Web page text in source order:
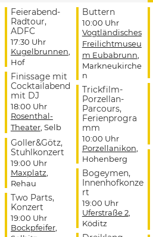
Feierabend-
Radtour,
ADFC
17:30 Uhr
Kugelbrunnen
Hof
Finissage mit
Cocktailabend
mit DJ
18:00 Uhr
Rosenthal-
Theater, Selb
Goller&Götz,
Stuhlkonzert
19:00 Uhr
Maxplatz
Rehau
Two Parts,
Konzert
19:00 Uhr
Bockpfeifer,
Buttern
10:00 Uhr
Vogtländisches
Freilichtmuseu
m Eubabrunn
Markneukirche
n
Trickfilm-
Porzellan-
Parcours,
Ferienprogra
mm
10:00 Uhr
Porzellanikon
Hohenberg
Bogeymen,
Innenhofkonze
rt
19:00 Uhr
Uferstraße 2,
Köditz